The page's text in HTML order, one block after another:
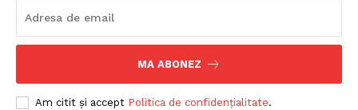
MA ABONEZ
Am citit și accept Politica de confidențialitate.